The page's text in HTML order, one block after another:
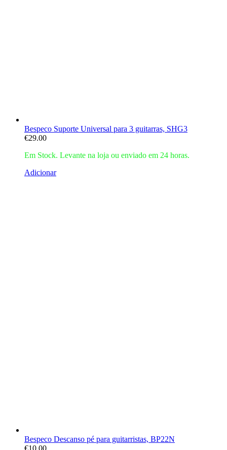
Bespeco Suporte Universal para 3 guitarras, SHG3
€29.00
Em Stock. Levante na loja ou enviado em 24 horas.
Adicionar
Bespeco Descanso pé para guitarristas, BP22N
€10.00